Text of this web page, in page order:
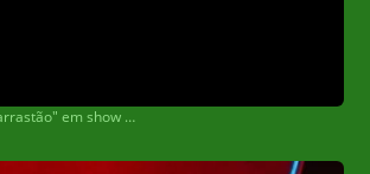
Grupo suspeito de "arrastão" em show de Safadão em Dourados é preso em Coxim